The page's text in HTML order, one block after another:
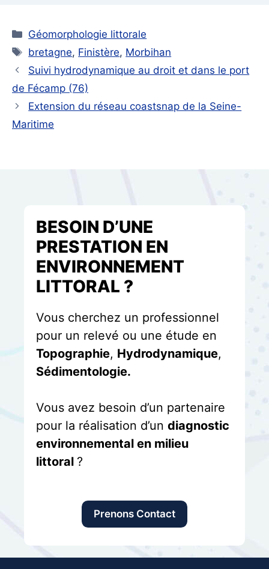
Catégories
Géomorphologie littorale
Étiquettes
bretagne, Finistère, Morbihan
Suivi hydrodynamique au droit et dans le port
de Fécamp (76)
Extension du réseau coastsnap de la Seine-
Maritime
BESOIN D’UNE
PRESTATION EN
ENVIRONNEMENT
LITTORAL ?
Vous cherchez un professionnel
pour un relevé ou une étude en
Topographie, Hydrodynamique,
Sédimentologie.
Vous avez besoin d’un partenaire
pour la réalisation d’un diagnostic
environnemental en milieu
littoral ?
Prenons Contact